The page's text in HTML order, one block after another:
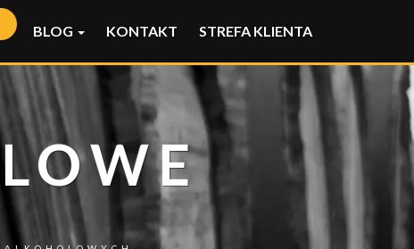
BLOG KONTAKT STREFA KLIENTA